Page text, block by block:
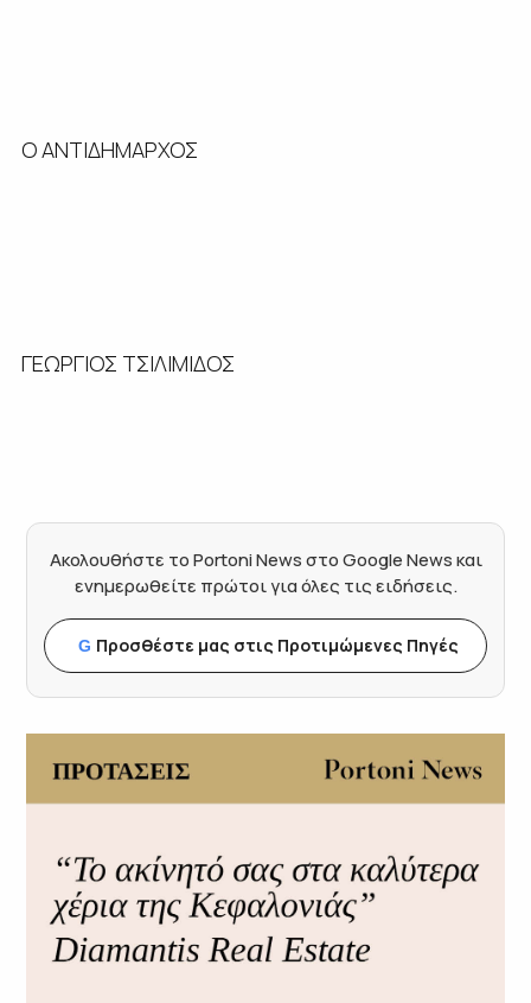
Ο ΑΝΤΙΔΗΜΑΡΧΟΣ
ΓΕΩΡΓΙΟΣ ΤΣΙΛΙΜΙΔΟΣ
Ακολουθήστε το Portoni News στο Google News και
ενημερωθείτε πρώτοι για όλες τις ειδήσεις.
G Προσθέστε μας στις Προτιμώμενες Πηγές